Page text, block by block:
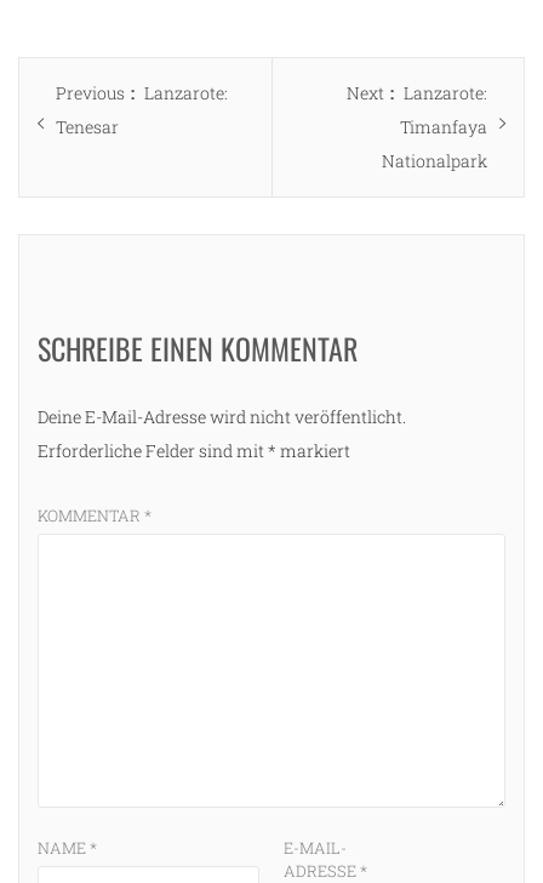
Beitragsnavigation
Previous
Previous
Lanzarote:
Tenesar
Next
Next
post:
Lanzarote:
Timanfaya
Nationalpark
SCHREIBE EINEN KOMMENTAR
Deine E-Mail-Adresse wird nicht veröffentlicht.
Erforderliche Felder sind mit * markiert
KOMMENTAR *
NAME*
E-MAIL-
ADRESSE*